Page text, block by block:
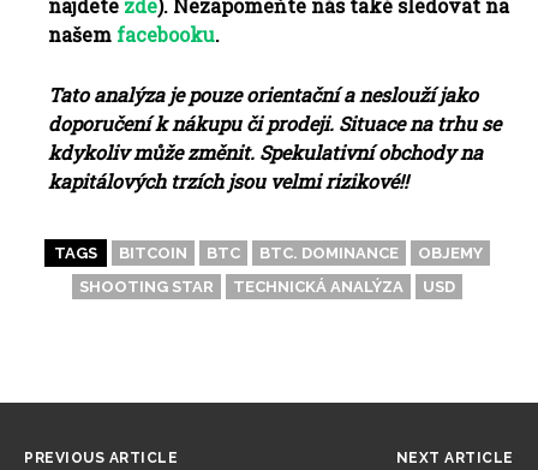
najdete zde). Nezapomeňte nás také sledovat na
našem facebooku.
Tato analýza je pouze orientační a neslouží jako
doporučení k nákupu či prodeji. Situace na trhu se
kdykoliv může změnit. Spekulativní obchody na
kapitálových trzích jsou velmi rizikové!!
TAGS BITCOIN BTC BTC. DOMINANCE
OBJEMY
SHOOTING STAR
TECHNICKÁ ANALÝZA USD
PREVIOUS ARTICLE NEXT ARTICLE